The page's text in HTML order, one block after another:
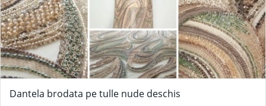
Dantela brodata pe tulle nude deschis